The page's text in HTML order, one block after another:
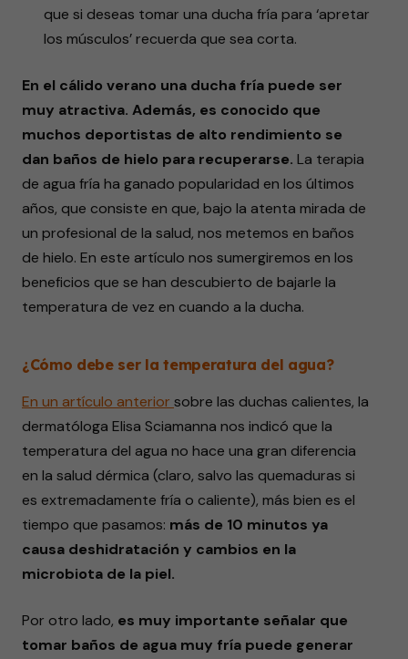
que si deseas tomar una ducha fría para ‘apretar
los músculos’ recuerda que sea corta.
En el cálido verano una ducha fría puede ser
muy atractiva. Además, es conocido que
muchos deportistas de alto rendimiento se
dan baños de hielo para recuperarse. La terapia
de agua fría ha ganado popularidad en los últimos
años, que consiste en que, bajo la atenta mirada de
un profesional de la salud, nos metemos en baños
de hielo. En este artículo nos sumergiremos en los
beneficios que se han descubierto de bajarle la
temperatura de vez en cuando a la ducha.
¿Cómo debe ser la temperatura del agua?
En un artículo anterior sobre las duchas calientes, la
dermatóloga Elisa Sciamanna nos indicó que la
temperatura del agua no hace una gran diferencia
en la salud dérmica (claro, salvo las quemaduras si
es extremadamente fría o caliente), más bien es el
tiempo que pasamos: más de 10 minutos ya
causa deshidratación y cambios en la
microbiota de la piel.
Por otro lado, es muy importante señalar que
tomar baños de agua muy fría puede generar